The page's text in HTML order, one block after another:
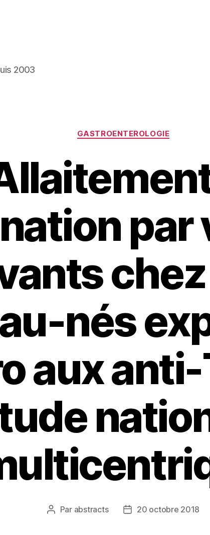
2003
Catégories
GASTROENTEROLOGIE
par
nés
aux anti-
Auteur
Par abstracts
Date20 octobre 2018